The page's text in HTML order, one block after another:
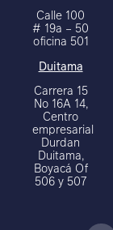
Calle 100
# 19a – 50
oficina 501
Duitama
Carrera 15
No 16A 14,
Centro
empresarial
Durdan
Duitama,
Boyacá Of
506 y 507